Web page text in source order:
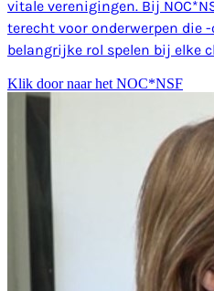
vitale verenigingen. Bij
terecht voor onderwerpen die
belangrijke rol spelen bij elke
Klik door naar het NOC*NSF